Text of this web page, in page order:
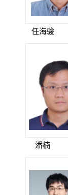
任海骏
潘楠